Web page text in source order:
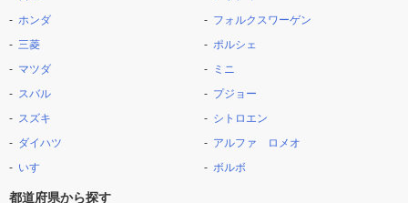
ホンダ
三菱
マツダ
スバル
スズキ
ダイハツ
いすゞ
フォルクスワーゲン
ポルシェ
ミニ
プジョー
シトロエン
アルファ ロメオ
ボルボ
都道府県から探す